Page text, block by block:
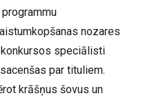
nozares
speciālisti
par tituliem.
krāšņus šovus un